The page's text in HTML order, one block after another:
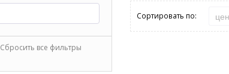
Сбросить все фильтры
Сортировать по: